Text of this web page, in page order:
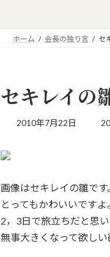
ホーム 会長の独り言 セ
セキレイの
2010年7月22日
最
:
画像はセキレイの雛です
とってもかわいいですよ
2，3日で旅立ちだと思い
無事大きくなって欲しい